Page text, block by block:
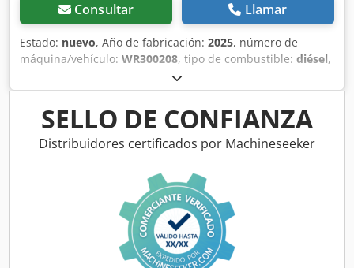
Consultar Llamar
Estado: nuevo, Año de fabricación: 2025, número de
máquina/vehículo: WR300208, tipo de combustible: diésel,
1,000 kW (1,359.62 CV)
Caterpillar C32, Uso previsto: Construcción Peso en vacío:
6.985 kg Potencia del generador: 1.250 kVA Dimensiones
del espacio de carga: 464 x 168 x 216 cm Marcado CE: sí
País de fabricación: EE. UU. Póngase en contacto con el
accesorios adicionales = - Panel de control Dedpfoxq Up
SELLO DE CONFIANZA
Distribuidores certificados por Machineseeker